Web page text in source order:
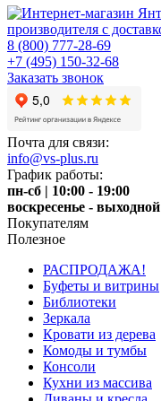
8 (800) 777-28-69
+7 (495) 150-32-68
Заказать звонок
Почта для связи:
info@vs-plus.ru
График работы:
пн-сб | 10:00 - 19:00
воскресенье - выходной
Покупателям
Полезное
РАСПРОДАЖА!
Буфеты и витрины
Библиотеки
Зеркала
Кровати из дерева
Комоды и тумбы
Консоли
Кухни из массива